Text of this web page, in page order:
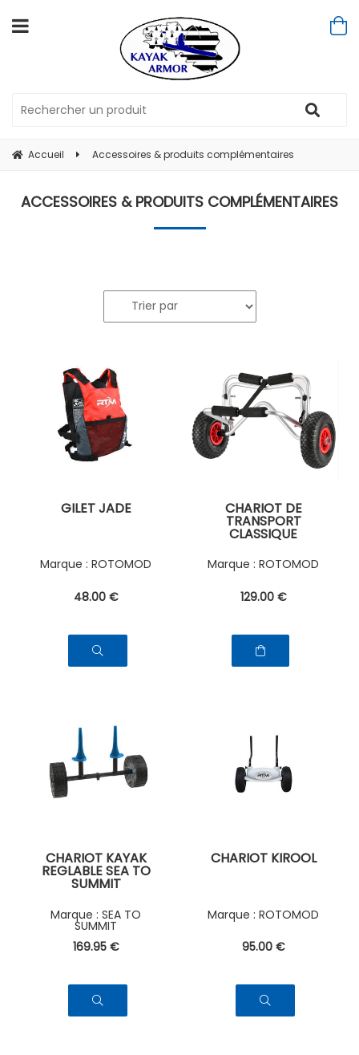
Accueil Accessoires & produits complémentaires
ACCESSOIRES & PRODUITS COMPLÉMENTAIRES
GILET JADE
ROTOMOD
48.00 €
CHARIOT DE
TRANSPORT
CLASSIQUE
ROTOMOD
129.00 €
CHARIOT KAYAK
REGLABLE SEA TO
SUMMIT
SEA TO
SUMMIT
169.95 €
CHARIOT KIROOL
ROTOMOD
95.00 €